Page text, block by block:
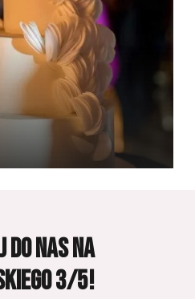
do nas na
3/5!